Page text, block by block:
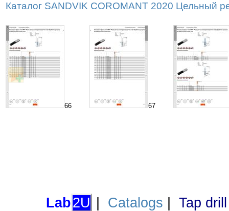
Каталог SANDVIK COROMANT 2020 Цельный
66 67
Lab2U Catalogs Tap